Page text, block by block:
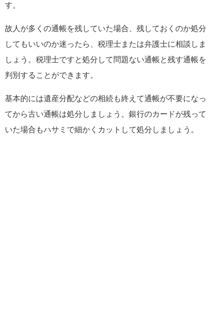
す。
故人が多くの通帳を残していた場合、残しておくのか処分
してもいいのか迷ったら、税理士または弁護士に相談しま
しょう。税理士ですと処分して問題ない通帳と残す通帳を
判別することができます。
基本的には遺産分配などの相続も終えて通帳が不要になっ
てから古い通帳は処分しましょう。銀行のカードが残って
いた場合もハサミで細かくカットして処分しましょう。